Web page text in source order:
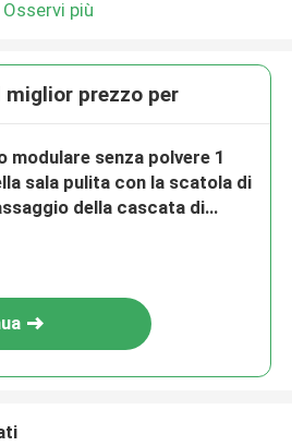
Osservi più
prezzo per
modulare senza polvere 1
sala pulita con la scatola di
della cascata di